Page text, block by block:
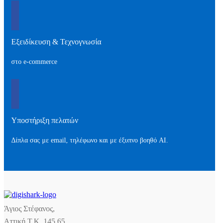
Εξειδίκευση & Τεχνογνωσία
στο e-commerce
Υποστήριξη πελατών
Δίπλα σας με email, τηλέφωνο και με έξυπνο βοηθό AI.
Άγιος Στέφανος,
Αττική Τ.Κ. 145 65